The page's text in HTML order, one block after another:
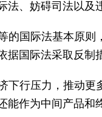
法、妨碍司法以及
的国际法基本原
据国际法采取反制
下行压力，推动
能作为中间产品